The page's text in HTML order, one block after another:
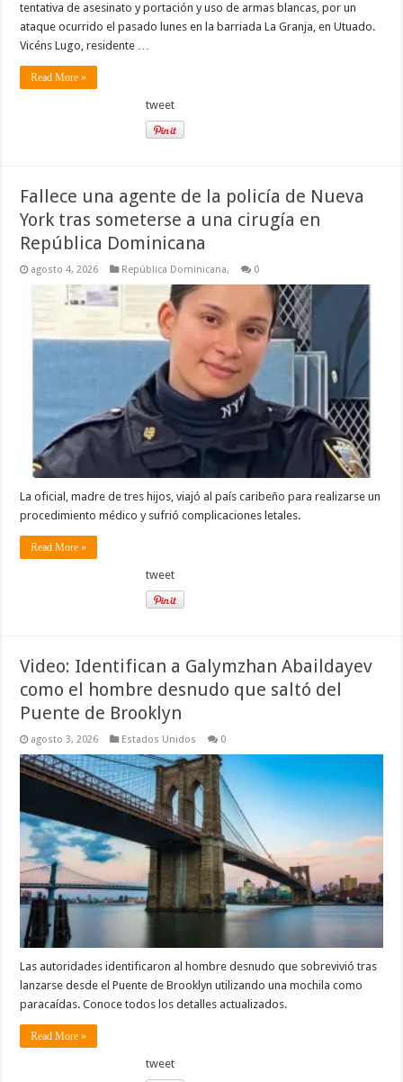
tentativa de asesinato y portación y uso de armas blancas, por un
ataque ocurrido el pasado lunes en la barriada La Granja, en Utuado.
Vicéns Lugo, residente …
Read More »
tweet
Fallece una agente de la policía de Nueva
York tras someterse a una cirugía en
República Dominicana
agosto 4, 2026 República Dominicana, 0
La oficial, madre de tres hijos, viajó al país caribeño para realizarse un
procedimiento médico y sufrió complicaciones letales.
Read More »
tweet
Video: Identifican a Galymzhan Abaildayev
como el hombre desnudo que saltó del
Puente de Brooklyn
agosto 3, 2026 Estados Unidos 0
Las autoridades identificaron al hombre desnudo que sobrevivió tras
lanzarse desde el Puente de Brooklyn utilizando una mochila como
paracaídas. Conoce todos los detalles actualizados.
Read More »
tweet